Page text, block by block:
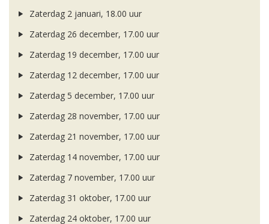
Zaterdag 2 januari, 18.00 uur
Zaterdag 26 december, 17.00 uur
Zaterdag 19 december, 17.00 uur
Zaterdag 12 december, 17.00 uur
Zaterdag 5 december, 17.00 uur
Zaterdag 28 november, 17.00 uur
Zaterdag 21 november, 17.00 uur
Zaterdag 14 november, 17.00 uur
Zaterdag 7 november, 17.00 uur
Zaterdag 31 oktober, 17.00 uur
Zaterdag 24 oktober, 17.00 uur